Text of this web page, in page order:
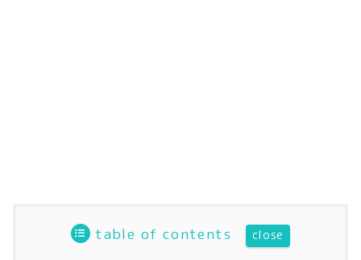
table of contents